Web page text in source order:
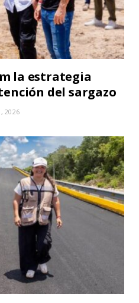
la estrategia
del sargazo
2026